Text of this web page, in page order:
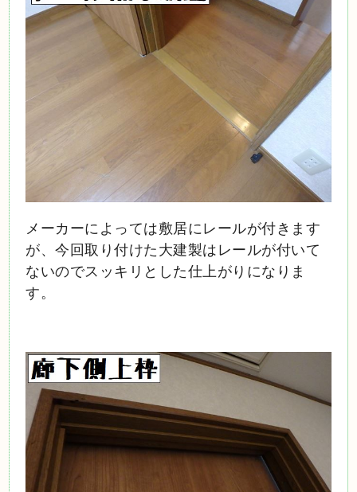
メーカーによっては敷居にレールが付きます
が、今回取り付けた大建製はレールが付いて
ないのでスッキリとした仕上がりになりま
す。